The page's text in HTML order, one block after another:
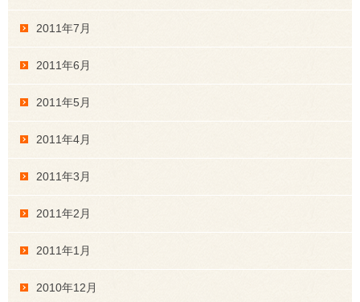
2011年7月
2011年6月
2011年5月
2011年4月
2011年3月
2011年2月
2011年1月
2010年12月